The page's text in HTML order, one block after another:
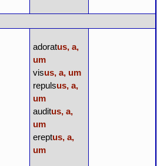
adoratus, a,
um
visus, a, um
repulsus, a,
um
auditus, a,
um
ereptus, a,
um